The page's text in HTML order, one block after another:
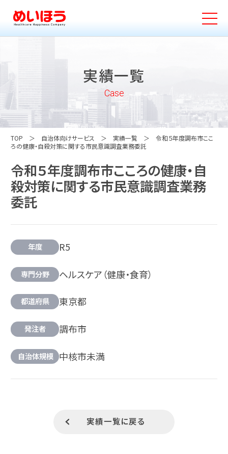
実績一覧
Case
TOP 自治体向けサービス 実績一覧
令和５年度調布市ここ
ろの健康・自殺対策に関する市民意識調査業務委託
令和５年度調布市こころの健康・自
殺対策に関する市民意識調査業務
委託
年度 R5
専門分野 ヘルスケア（健康・食育）
都道府県 東京都
発注者 調布市
自治体規模 中核市未満
実績一覧に戻る